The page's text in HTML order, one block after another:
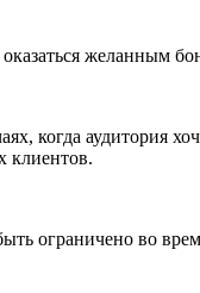
желанным
когда аудитория
клиентов.
ограничено во